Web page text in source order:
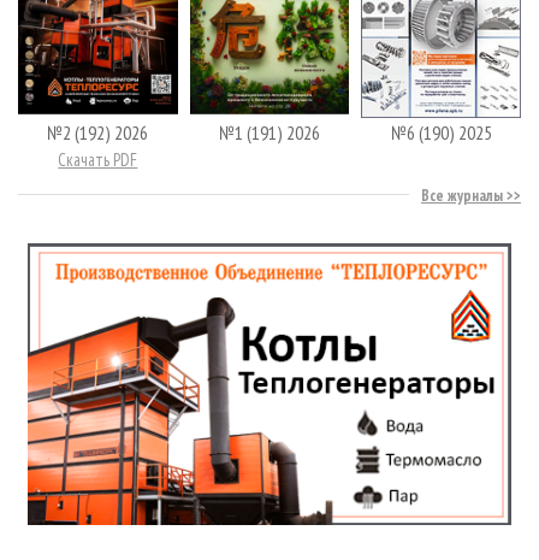
№2 (192) 2026
Скачать PDF
№1 (191) 2026 №6 (190) 2025
Все журналы